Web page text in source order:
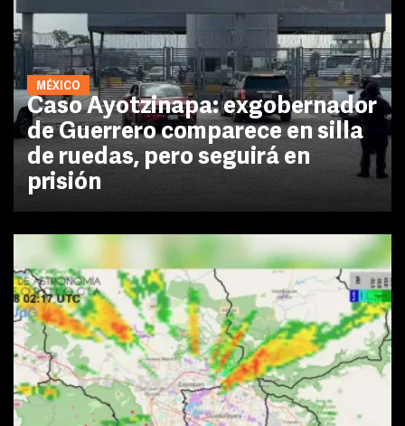
MÉXICO
Caso Ayotzinapa: exgobernador
de Guerrero comparece en silla
de ruedas, pero seguirá en
prisión